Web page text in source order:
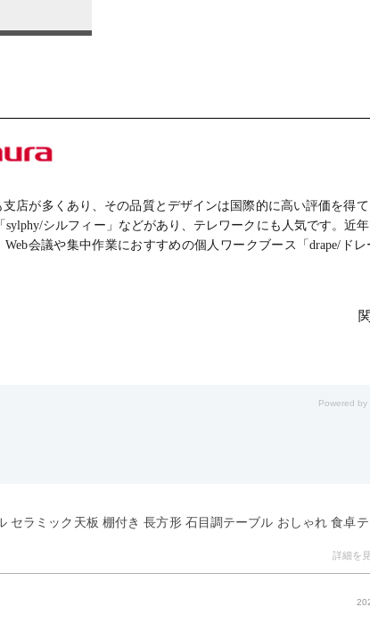
店が多くあり、その品質とデザインは国際的に高い評価を得
シルフィー」などがあり、テレワークにも人気です。近
会議や集中作業におすすめの個人ワークブース「drape/ド
セラミック天板 棚付き 長方形 石目調テーブル おしゃれ 食卓
詳細を